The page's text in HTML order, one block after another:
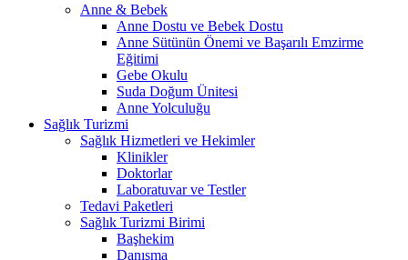
Anne & Bebek
Anne Dostu ve Bebek Dostu
Anne Sütünün Önemi ve Başarılı Emzirme
Eğitimi
Gebe Okulu
Suda Doğum Ünitesi
Anne Yolculuğu
Sağlık Turizmi
Sağlık Hizmetleri ve Hekimler
Klinikler
Doktorlar
Laboratuvar ve Testler
Tedavi Paketleri
Sağlık Turizmi Birimi
Başhekim
Danışma